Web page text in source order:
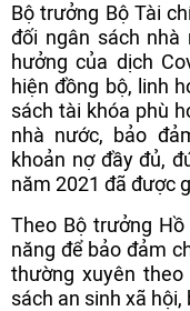
Bộ trưởng Bộ Tài
đối ngân sách nhà
hưởng của dịch
hiện đồng bộ, linh
sách tài khóa phù
nhà nước, bảo
khoản nợ đầy đủ,
năm 2021 đã được
Theo Bộ trưởng
năng để bảo đảm
thường xuyên
sách an sinh xã